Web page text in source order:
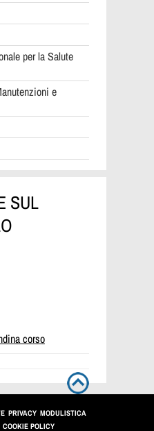
per la Salute
e
SUL
corso
PRIVACY MODULISTICA
COOKIE POLICY